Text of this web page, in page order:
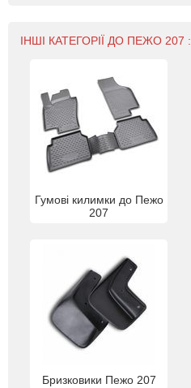
ІНШІ КАТЕГОРІЇ ДО ПЕЖО 207 :
Гумові килимки до Пежо
207
Бризковики Пежо 207